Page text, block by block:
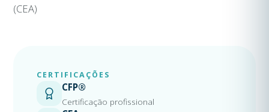
(CEA)
CERTIFICAÇÕES
CFP®
Certificação profissional